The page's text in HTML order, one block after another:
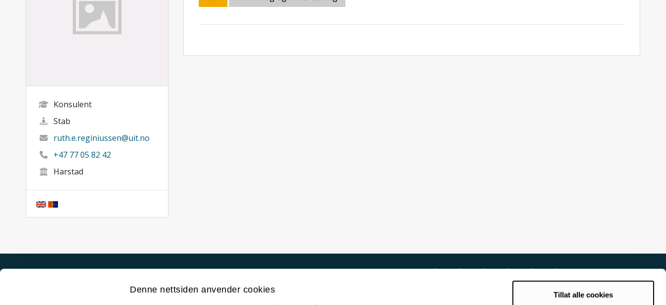
Denne nettsiden anvender cookies
Tillat alle cookies
Konsulent
Stab
ruth.e.reginiussen@uit.no
+47 77 05 82 42
Harstad
For media